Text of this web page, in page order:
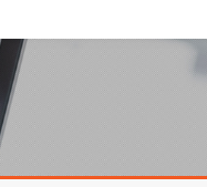
ICT전략연구소
인공지능안전연구소
우주항공반도체전략연구단
대경권연구본부
호남권연구본부